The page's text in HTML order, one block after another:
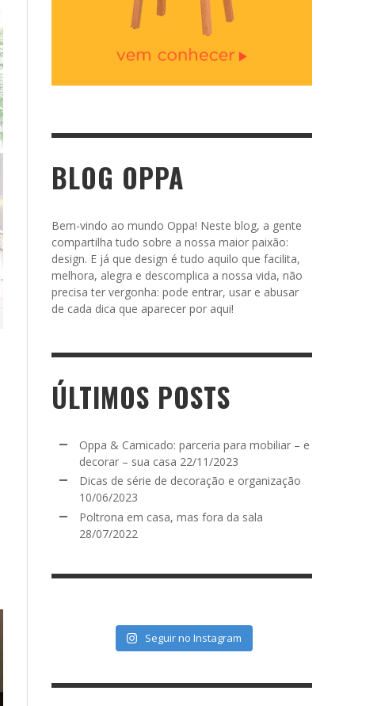
BLOG OPPA
Bem-vindo ao mundo Oppa! Neste blog, a gente
compartilha tudo sobre a nossa maior paixão:
design. E já que design é tudo aquilo que facilita,
melhora, alegra e descomplica a nossa vida, não
precisa ter vergonha: pode entrar, usar e abusar
de cada dica que aparecer por aqui!
ÚLTIMOS POSTS
Oppa & Camicado: parceria para mobiliar – e
decorar – sua casa 22/11/2023
Dicas de série de decoração e organização
10/06/2023
Poltrona em casa, mas fora da sala
28/07/2022
Seguir no Instagram